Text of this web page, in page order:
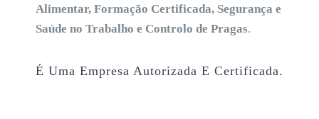
Alimentar, Formação Certificada, Segurança e
Saúde no Trabalho e Controlo de Pragas.
É Uma Empresa Autorizada E Certificada.